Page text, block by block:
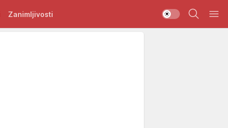
Zanimljivosti